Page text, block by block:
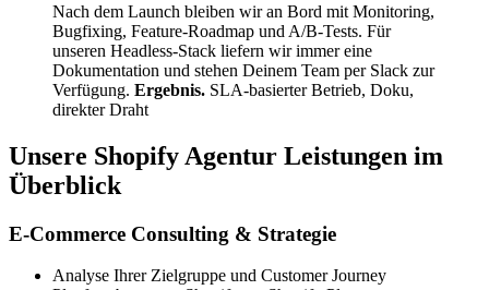
Nach dem Launch bleiben wir an Bord mit Monitoring,
Bugfixing, Feature-Roadmap und A/B-Tests. Für
unseren Headless-Stack liefern wir immer eine
Dokumentation und stehen Deinem Team per Slack zur
Verfügung. Ergebnis. SLA-basierter Betrieb, Doku,
direkter Draht
Unsere Shopify Agentur Leistungen im
Überblick
E-Commerce Consulting & Strategie
Analyse Ihrer Zielgruppe und Customer Journey